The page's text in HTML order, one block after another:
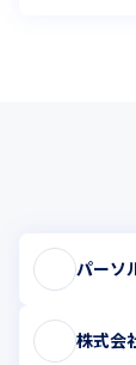
パーソ
株式会